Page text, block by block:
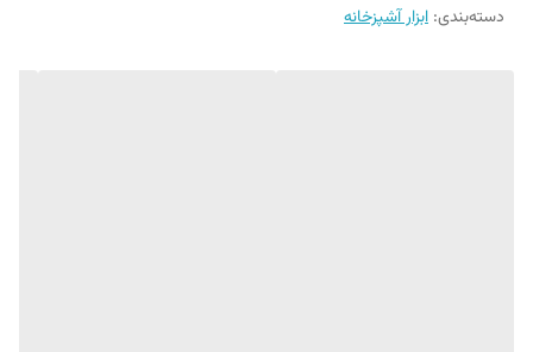
دسته‌بندی: ابزار آشپزخانه